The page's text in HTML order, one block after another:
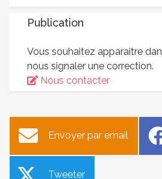
Publication
Vous souhaitez apparaitre
nous signaler une correction.
Nous contacter
Envoyer par email
Tweeter